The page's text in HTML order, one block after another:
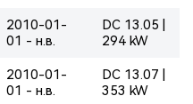
2010-01-
01 - н.в.
DC 13.05 |
294 kW
2010-01-
01 - н.в.
DC 13.07 |
353 kW